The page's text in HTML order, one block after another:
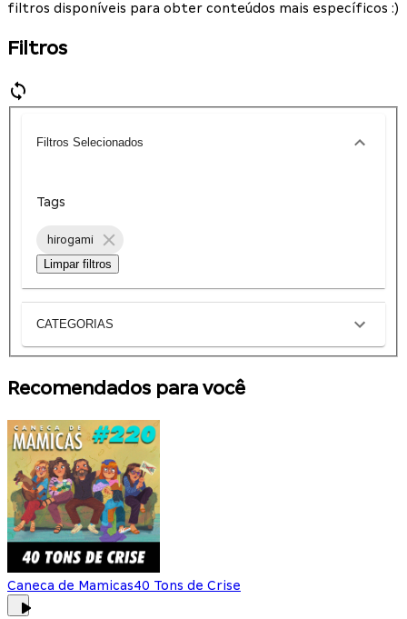
filtros disponíveis para obter conteúdos mais específicos :)
Filtros
Filtros Selecionados
Tags
hirogami
Limpar filtros
CATEGORIAS
Recomendados para você
Caneca de Mamicas40 Tons de Crise